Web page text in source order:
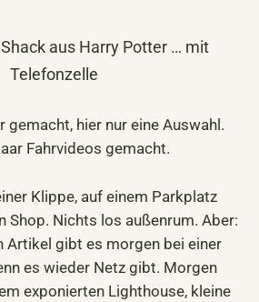
aus Harry Potter … mit
Telefonzelle
gemacht, hier nur eine Auswahl.
Fahrvideos gemacht.
Klippe, auf einem Parkplatz
Shop. Nichts los außenrum. Aber:
Artikel gibt es morgen bei einer
es wieder Netz gibt. Morgen
exponierten Lighthouse, kleine